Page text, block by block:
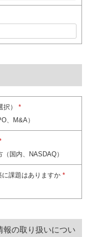
択） *
、M&A）
（国内、NASDAQ）
に課題はありますか *
報の取り扱いについ